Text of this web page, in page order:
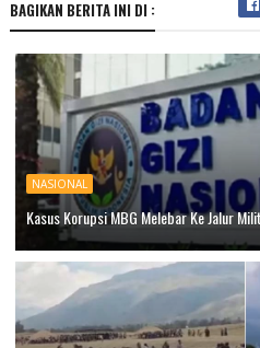
BAGIKAN BERITA INI DI :
NASIONAL
Kasus Korupsi MBG Melebar Ke Jalur